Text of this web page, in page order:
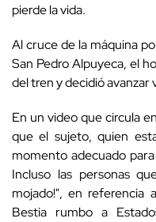
pierde la vida.
Al cruce de la máquina
San Pedro Alpuyeca, el
del tren y decidió avanzar
En un video que circula
que el sujeto, quien
momento adecuado
Incluso las personas
mojado!", en referencia
Bestia rumbo a